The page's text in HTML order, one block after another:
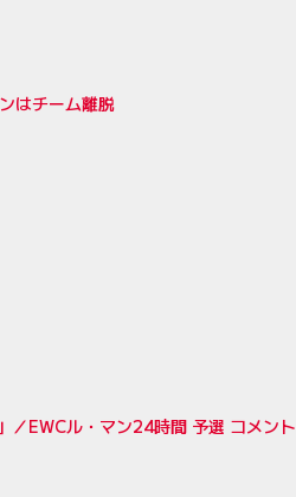
はチーム離脱
／EWCル・マン24時間 予選 コメント